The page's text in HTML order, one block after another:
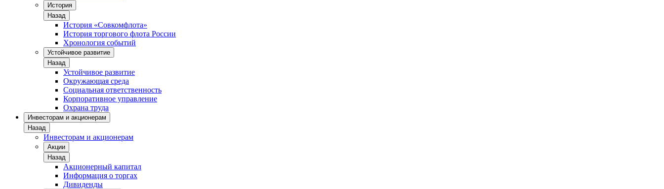
История
Назад
История «Совкомфлота»
История торгового флота России
Хронология событий
Устойчивое развитие
Назад
Устойчивое развитие
Окружающая среда
Социальная ответственность
Корпоративное управление
Охрана труда
Инвесторам и акционерам
Назад
Инвесторам и акционерам
Акции
Назад
Акционерный капитал
Информация о торгах
Дивиденды